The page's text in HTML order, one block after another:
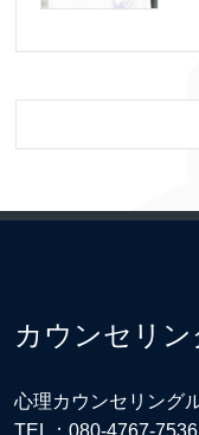
カウンセリ
心理カウンセリング
TEL： 080-4767-7536